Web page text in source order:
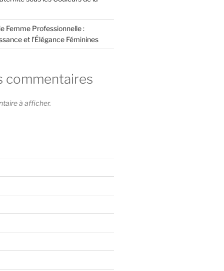
Femme Professionnelle :
et l’Élégance Féminines
commentaires
à afficher.